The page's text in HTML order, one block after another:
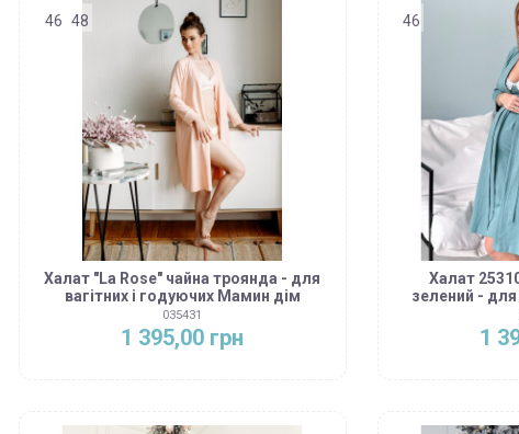
Халат "La Rose" чайна троянда - для
вагітних і годуючих Мамин дім
035431
1 395,00 грн
46 48
Халат
зелений - для
1
46